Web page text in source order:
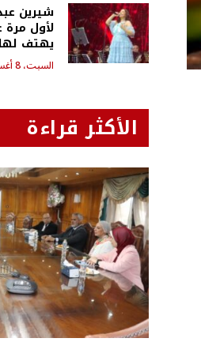
شيرين
لأول
يهتف
السبت، 8 أغسطس 2026 - 6:35 م
الأكثر قراءة